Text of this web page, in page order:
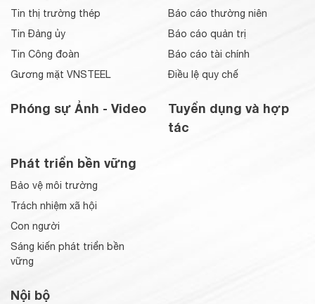
Tin thị trường thép
Tin Đảng ủy
Tin Công đoàn
Gương mặt VNSTEEL
Phóng sự Ảnh - Video
Báo cáo thường niên
Báo cáo quản trị
Báo cáo tài chính
Điều lệ quy chế
Tuyển dụng và hợp
tác
Phát triển bền vững
Bảo vệ môi trường
Trách nhiệm xã hội
Con người
Sáng kiến phát triển bền
vững
Nội bộ